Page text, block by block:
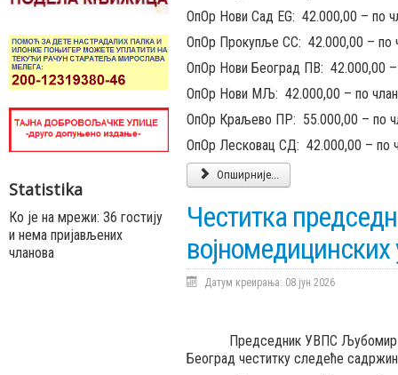
Statistika
Ко је на мрежи: 36 гостију
и нема пријављених
чланова
ОпОр Нови Сад EG: 42.000,00 – по
ОпОр Прокупље СС: 42.000,00 – по
ОпОр Нови Београд ПВ: 42.000,00
ОпОр Нови МЉ: 42.000,00 – по
ОпОр Краљево ПР: 55.000,00 – по
ОпОр Лесковац СД: 42.000,00 – по
Опширније...
Честитка
Датум креирања: 08 јун 2026
Председник УВПС Љубомир
Београд честитку следеће